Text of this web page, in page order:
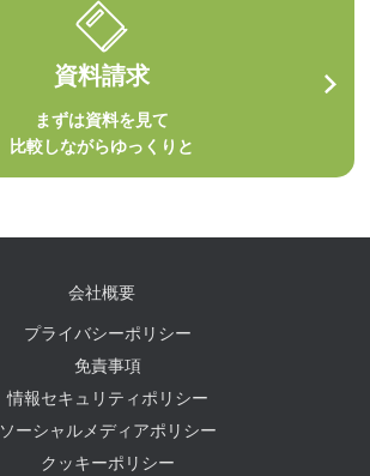
資料請求
まずは資料を見て
比較しながらゆっくりと
会社概要
プライバシーポリシー
免責事項
情報セキュリティポリシー
ソーシャルメディアポリシー
クッキーポリシー